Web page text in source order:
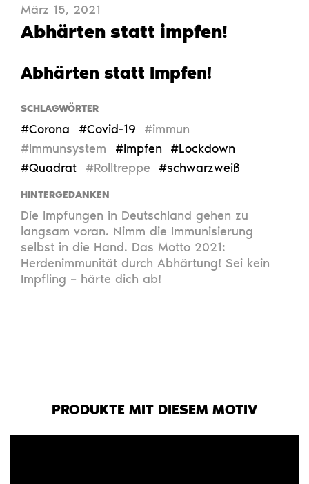
März 15, 2021
Abhärten statt impfen!
Abhärten statt Impfen!
SCHLAGWÖRTER
#Corona #Covid-19
#immun
#Immunsystem
#Impfen
#Lockdown
#Quadrat
#Rolltreppe #schwarzweiß
HINTERGEDANKEN
Die Impfungen in Deutschland gehen zu
langsam voran. Nimm die Immunisierung
selbst in die Hand. Das Motto 2021:
Herdenimmunität durch Abhärtung! Sei kein
Impfling – härte dich ab!
PRODUKTE MIT DIESEM MOTIV